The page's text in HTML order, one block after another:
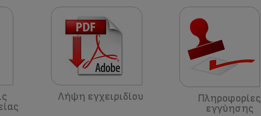
Λήψη εγχειριδίου
Πληροφορίες
εγγύησης